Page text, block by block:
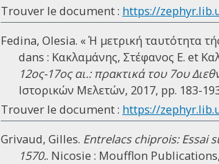
Trouver le document : https://
Fedina, Olesia. « Ή μετρική ταυτότητα
dans : Κακλαμάνης, Στέφανος Ε. et
12ος-17ος αι.: πρακτικά του 7ου
Ιστορικών Μελετών, 2017, pp. 183-
Trouver le document : https://
Grivaud, Gilles. Entrelacs chiprois: Essai
1570.. Nicosie : Moufflon